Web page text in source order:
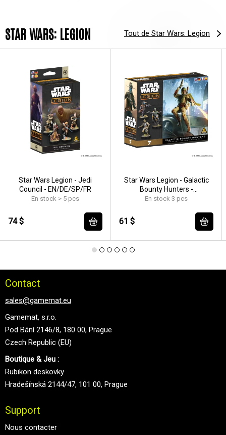
STAR WARS: LEGION Tout de Star Wars: Legion
Star Wars Legion - Jedi
Council - EN/DE/SP/FR
En stock > 5 pcs
74 $
Star Wars Legion - Galactic
Bounty Hunters -
EN/DE/SP/FR
En stock 3 pcs
61 $
Contact
sales@gamemat.eu
Gamemat, s.r.o.
Pod Bání 2146/8, 180 00, Prague
Czech Republic (EU)
Boutique & Jeu :
Rubikon deskovky
Hradešínská 2144/47, 101 00, Prague
Support
Nous contacter